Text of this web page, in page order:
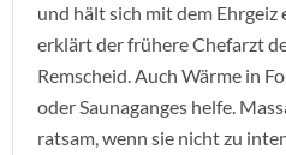
und hält sich mit dem Ehrgeiz
erklärt der frühere Chefarzt
Remscheid. Auch Wärme in
oder Saunaganges helfe.
ratsam, wenn sie nicht zu